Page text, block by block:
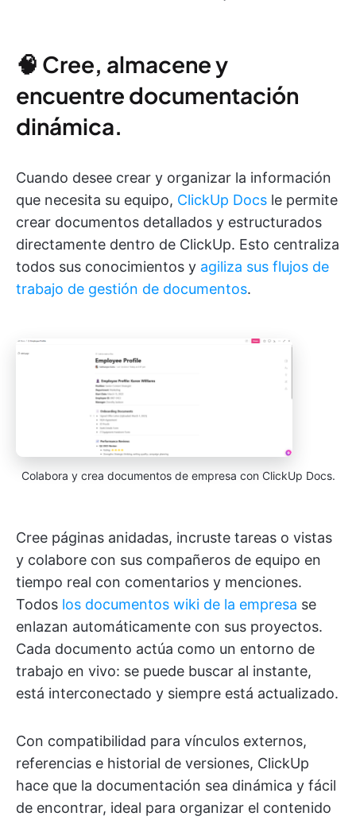
🧠 Cree, almacene y
encuentre documentación
dinámica.
Cuando desee crear y organizar la información
que necesita su equipo, ClickUp Docs le permite
crear documentos detallados y estructurados
directamente dentro de ClickUp. Esto centraliza
todos sus conocimientos y agiliza sus flujos de
trabajo de gestión de documentos.
Colabora y crea documentos de empresa con ClickUp Docs.
Cree páginas anidadas, incruste tareas o vistas
y colabore con sus compañeros de equipo en
tiempo real con comentarios y menciones.
Todos los documentos wiki de la empresa se
enlazan automáticamente con sus proyectos.
Cada documento actúa como un entorno de
trabajo en vivo: se puede buscar al instante,
está interconectado y siempre está actualizado.
Con compatibilidad para vínculos externos,
referencias e historial de versiones, ClickUp
hace que la documentación sea dinámica y fácil
de encontrar, ideal para organizar el contenido